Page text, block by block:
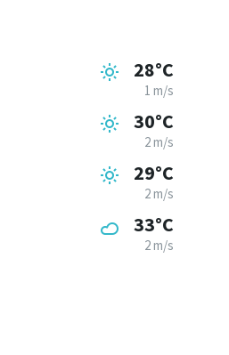
28°C
1 m/s
30°C
2 m/s
29°C
2 m/s
33°C
2 m/s